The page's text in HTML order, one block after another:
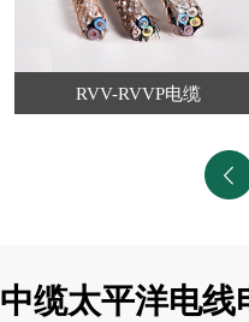
RVV-RVVP电缆
中缆太平洋电线